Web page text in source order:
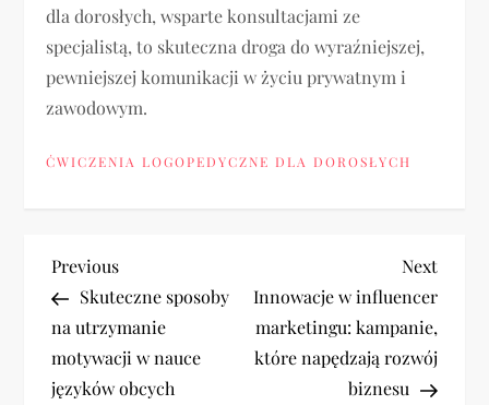
dla dorosłych, wsparte konsultacjami ze
specjalistą, to skuteczna droga do wyraźniejszej,
pewniejszej komunikacji w życiu prywatnym i
zawodowym.
ĆWICZENIA LOGOPEDYCZNE DLA DOROSŁYCH
N
a
w
Previous
Post
Previous
Skuteczne sposoby
na utrzymanie
motywacji w nauce
języków obcych
Next
Post
Next
Innowacje w influencer
marketingu: kampanie,
które napędzają rozwój
biznesu